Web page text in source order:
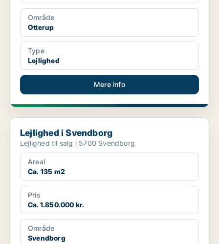
Område
Otterup
Type
Lejlighed
Mere info
Lejlighed i Svendborg
Lejlighed i Svendborg
Lejlighed til salg i 5700 Svendborg
Areal
Ca. 135 m2
Pris
Ca. 1.850.000 kr.
Område
Svendborg